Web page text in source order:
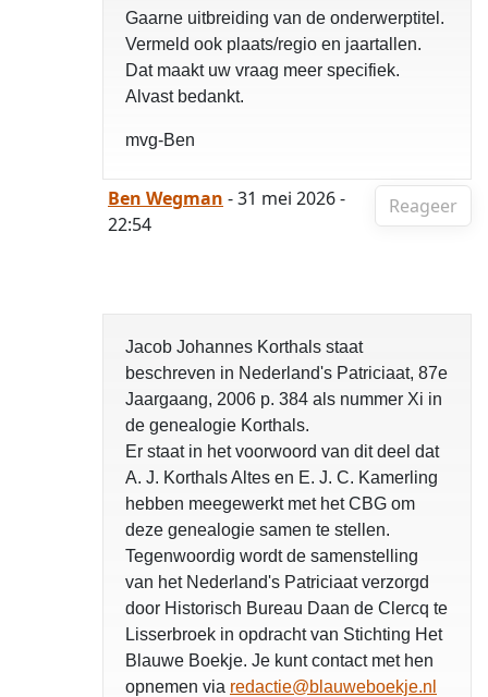
Gaarne uitbreiding van de onderwerptitel.
Vermeld ook plaats/regio en jaartallen.
Dat maakt uw vraag meer specifiek.
Alvast bedankt.
mvg-Ben
Reageer
Ben Wegman - 31 mei 2026 -
22:54
Jacob Johannes Korthals staat
beschreven in Nederland's Patriciaat, 87e
Jaargaang, 2006 p. 384 als nummer Xi in
de genealogie Korthals.
Er staat in het voorwoord van dit deel dat
A. J. Korthals Altes en E. J. C. Kamerling
hebben meegewerkt met het CBG om
deze genealogie samen te stellen.
Tegenwoordig wordt de samenstelling
van het Nederland's Patriciaat verzorgd
door Historisch Bureau Daan de Clercq te
Lisserbroek in opdracht van Stichting Het
Blauwe Boekje. Je kunt contact met hen
opnemen via redactie@blauweboekje.nl